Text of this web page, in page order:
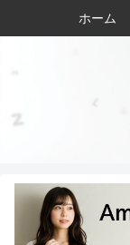
ホーム